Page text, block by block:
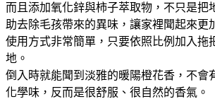
而且添加氧化鋅與柿子萃取物，不只是把
助去除毛孩帶來的異味，讓家裡聞起來更
使用方式非常簡單，只要依照比例加入拖
地。
倒入時就能聞到淡雅的暖陽橙花香，不會
化學味，反而是很舒服、很自然的香氣。